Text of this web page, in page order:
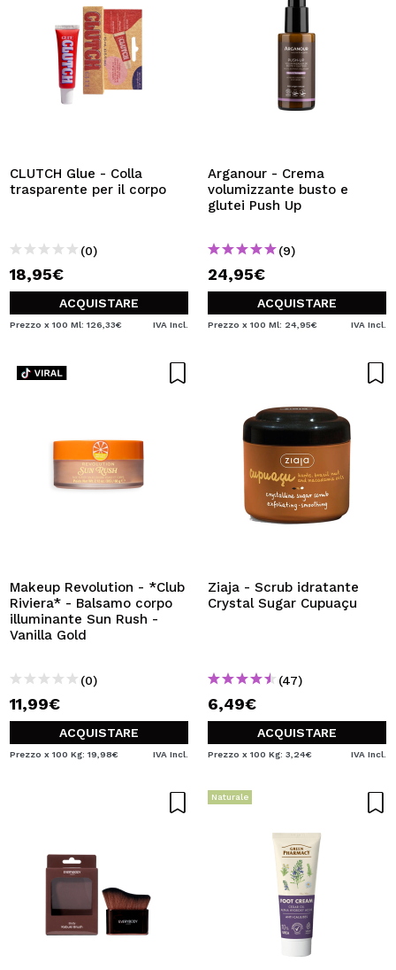
CLUTCH Glue - Colla
trasparente per il corpo
(0)
18,95€
ACQUISTARE
Prezzo x 100 Ml: 126,33€ IVA Incl.
Arganour - Crema
volumizzante busto e
glutei Push Up
(9)
24,95€
ACQUISTARE
Prezzo x 100 Ml: 24,95€ IVA Incl.
Makeup Revolution - *Club
Riviera* - Balsamo corpo
illuminante Sun Rush -
Vanilla Gold
(0)
11,99€
ACQUISTARE
Prezzo x 100 Kg: 19,98€ IVA Incl.
Ziaja - Scrub idratante
Crystal Sugar Cupuaçu
(47)
6,49€
ACQUISTARE
Prezzo x 100 Kg: 3,24€ IVA Incl.
Naturale